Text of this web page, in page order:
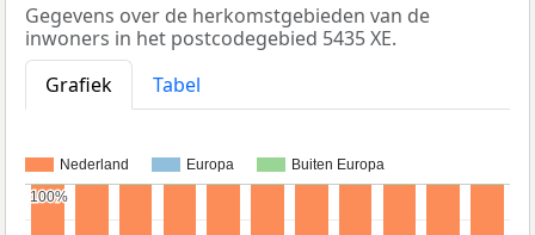
Gegevens over de herkomstgebieden van de
inwoners in het postcodegebied 5435 XE.
Grafiek
Tabel
Nederland Europa Buiten Europa
100%
100%